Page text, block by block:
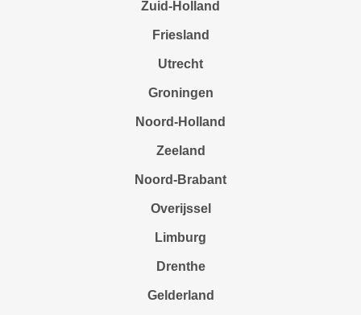
Zuid-Holland
Friesland
Utrecht
Groningen
Noord-Holland
Zeeland
Noord-Brabant
Overijssel
Limburg
Drenthe
Gelderland